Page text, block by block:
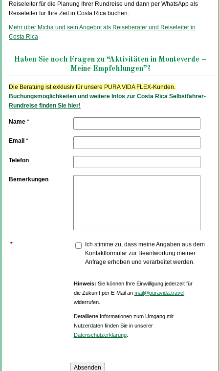
Reiseleiter für die Planung Ihrer Rundreise und dann per WhatsApp als
Reiseleiter für Ihre Zeit in Costa Rica buchen.
Mehr über Micha und sein Angebot als Reiseberater und Reiseleiter in
Costa Rica
Haben Sie noch Fragen zu “Aktivitäten in Monteverde –
Meine Empfehlungen”?
Die Beratung ist exklusiv für unsere PURA VIDA FLEX-Kunden.
Buchungsmöglichkeiten und weitere Infos zur Costa Rica Selbstfahrer-
Rundreise finden Sie hier!
Name *
Email *
Telefon
Bemerkungen
*
Ich stimme zu, dass meine Angaben aus dem
Kontaktformular zur Beantwortung meiner
Anfrage erhoben und verarbeitet werden.
Hinweis: Sie können Ihre Einwilligung jederzeit für
die Zukunft per E-Mail an mail@puravida.travel
widerrufen.
Detaillierte Informationen zum Umgang mit
Nutzerdaten finden Sie in unserer
Datenschutzerklärung.